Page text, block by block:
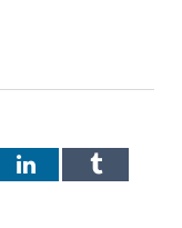
LinkedInTumblr